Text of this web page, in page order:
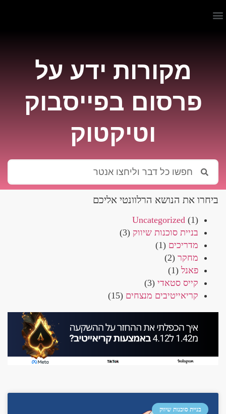
מקורות ידע על
פרסום בפייסבוק
וטיקטוק
ביחרו את הנושא הרלוונטי אליכם
Uncategorized (1)
בניית סוכנות שיווק (3)
מדריכים (1)
מחקר (2)
פאנל (1)
קייס סטאדי (3)
קריאייטיבים מנצחים (15)
בניית סוכנות שיווק